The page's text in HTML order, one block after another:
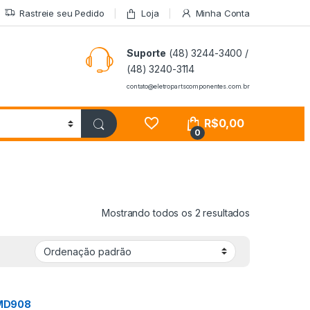
Rastreie seu Pedido Loja Minha Conta
Suporte (48) 3244-3400 /
(48) 3240-3114
contato@eletropartscomponentes.com.br
0
R$0,00
Mostrando todos os 2 resultados